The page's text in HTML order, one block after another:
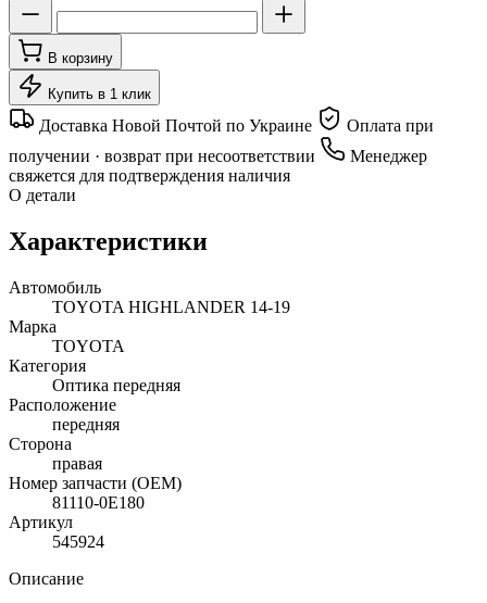
В корзину
Купить в 1 клик
Доставка Новой Почтой по Украине
Оплата при
получении · возврат при несоответствии
Менеджер
свяжется для подтверждения наличия
О детали
Характеристики
Автомобиль
TOYOTA HIGHLANDER 14-19
Марка
TOYOTA
Категория
Оптика передняя
Расположение
передняя
Сторона
правая
Номер запчасти (OEM)
81110-0E180
Артикул
545924
Описание